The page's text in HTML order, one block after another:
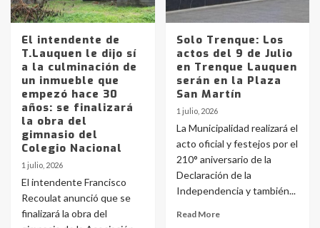
El intendente de
T.Lauquen le dijo sí
a la culminación de
un inmueble que
empezó hace 30
años: se finalizará
la obra del
gimnasio del
Colegio Nacional
1 julio, 2026
El intendente Francisco
Recoulat anunció que se
finalizará la obra del
Solo Trenque: Los
actos del 9 de Julio
en Trenque Lauquen
serán en la Plaza
San Martín
1 julio, 2026
La Municipalidad realizará el
acto oficial y festejos por el
210° aniversario de la
Declaración de la
Independencia y también...
Read More